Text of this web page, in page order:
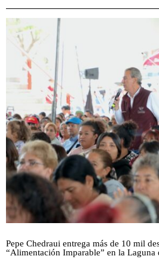
Pepe Chedraui entrega más de 10 mil
“Alimentación Imparable” en la Laguna